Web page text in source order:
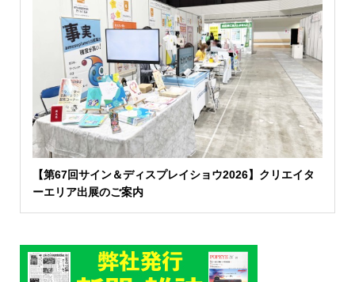
【第67回サイン＆ディスプレイショウ2026】クリエイタ
ーエリア出展のご案内